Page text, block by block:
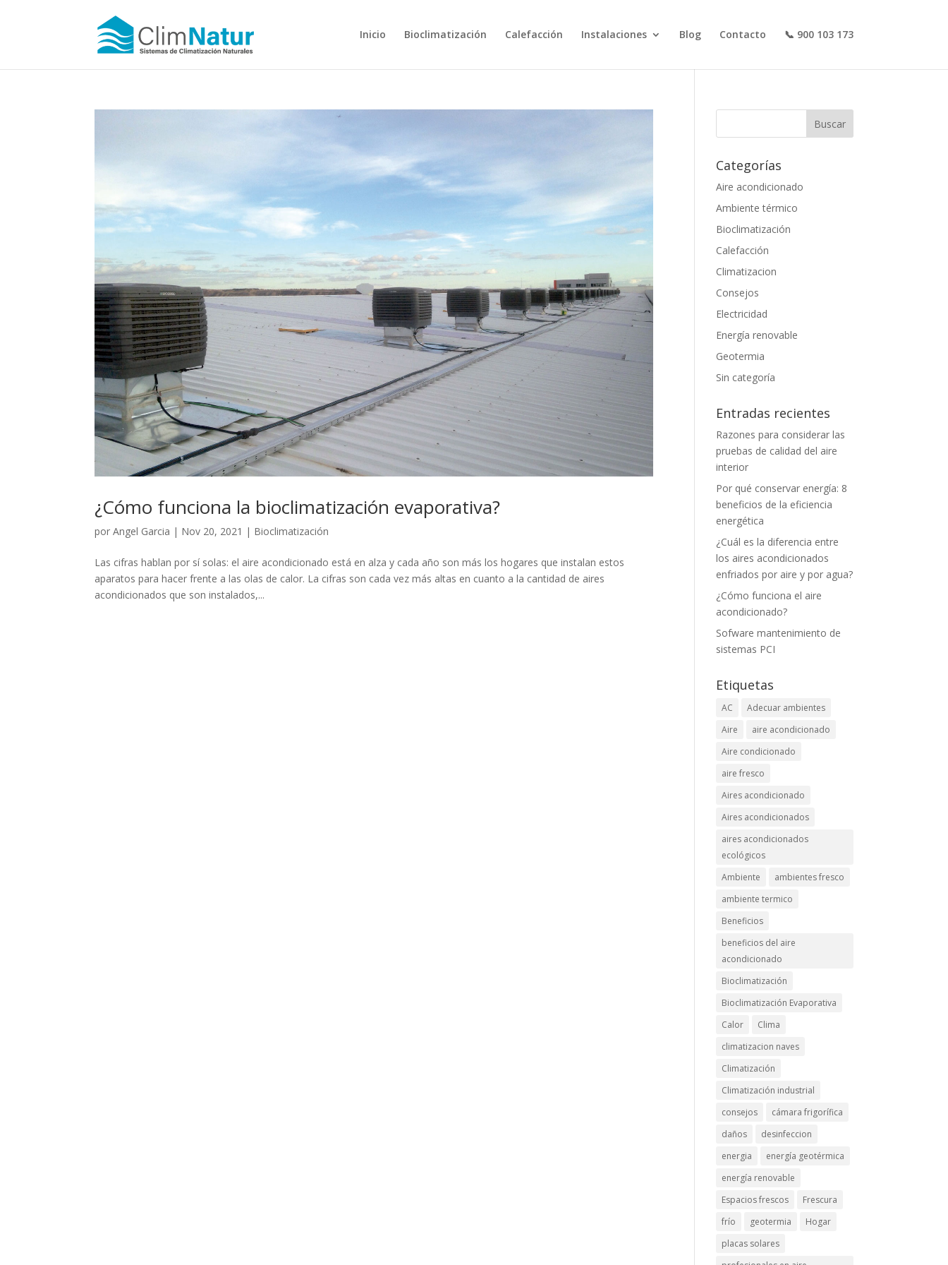
Inicio Bioclimatización Calefacción Instalaciones Blog Contacto 📞 900 103 173
¿Cómo funciona la bioclimatización evaporativa?
porAngel Garcia | Nov 20, 2021 | Bioclimatización
Las cifras hablan por sí solas: el aire acondicionado está en alza y cada año son más los hogares que instalan estos
aparatos para hacer frente a las olas de calor. La cifras son cada vez más altas en cuanto a la cantidad de aires
acondicionados que son instalados,...
Categorías
Aire acondicionado
Ambiente térmico
Bioclimatización
Calefacción
Climatizacion
Consejos
Electricidad
Energía renovable
Geotermia
Sin categoría
Entradas recientes
Razones para considerar las
pruebas de calidad del aire
interior
Por qué conservar energía: 8
beneficios de la eficiencia
energética
¿Cuál es la diferencia entre
los aires acondicionados
enfriados por aire y por agua?
¿Cómo funciona el aire
acondicionado?
Sofware mantenimiento de
sistemas PCI
Etiquetas
AC
Adecuar ambientes
Aire
aire acondicionado
Aire condicionado
aire fresco
Aires acondicionado
Aires acondicionados
aires acondicionados
ecológicos
Ambiente
ambientes fresco
ambiente termico
Beneficios
beneficios del aire
acondicionado
Bioclimatización
Bioclimatización Evaporativa
Calor
Clima
climatizacion naves
Climatización
Climatización industrial
consejos
cámara frigorífica
daños
desinfeccion
energia
energía geotérmica
energía renovable
Espacios frescos
Frescura
frío
geotermia
Hogar
placas solares